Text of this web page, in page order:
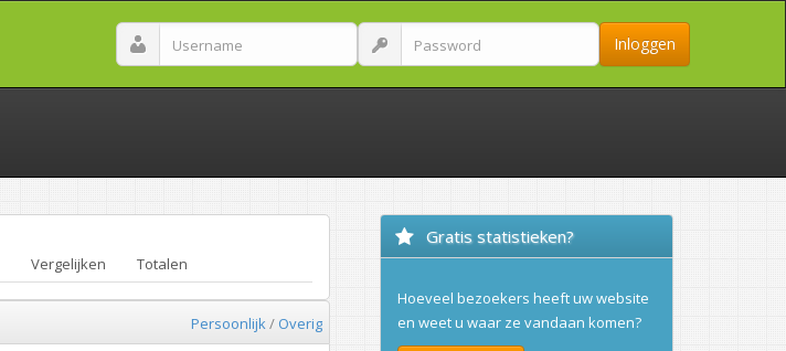
Inloggen
Vergelijken Totalen
Persoonlijk /Overig
Gratis statistieken?
Hoeveel bezoekers heeft uw website
en weet u waar ze vandaan komen?